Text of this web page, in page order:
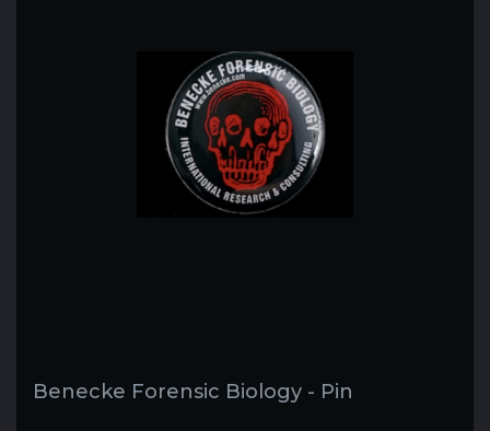
Benecke Forensic Biology - Pin